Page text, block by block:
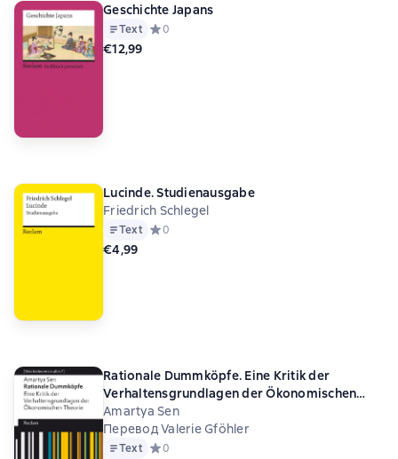
Geschichte Japans
Text Средний рейтинг 0 на основе 0 оценок
0
€12,99
Lucinde. Studienausgabe
Friedrich Schlegel
Text Средний рейтинг 0 на основе 0 оценок
0
€4,99
Rationale Dummköpfe. Eine Kritik der
Verhaltensgrundlagen der Ökonomischen
Theorie Amartya Sen
Перевод Valerie Gföhler
Text Средний рейтинг 0 на основе 0 оценок
0